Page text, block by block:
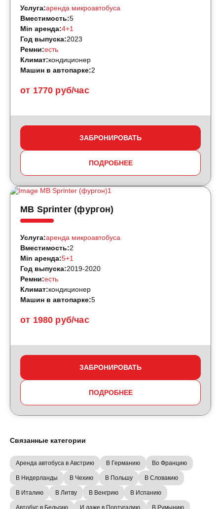
от 1770 руб/час
Услуга:аренда микроавтобуса
Вместимость:5
Min аренда:4+1
Год выпуска:2023
Ремни:есть
Климат:кондиционер
Машин в автопарке:2
ЗАБРОНИРОВАТЬ
ПОДРОБНЕЕ
MB Sprinter (фургон)
от 1980 руб/час
Услуга:аренда микроавтобуса
Вместимость:2
Min аренда:5+1
Год выпуска:2019-2020
Ремни:есть
Климат:кондиционер
Машин в автопарке:5
ЗАБРОНИРОВАТЬ
ПОДРОБНЕЕ
Связанные категории
Аренда автобуса в Австрию В Германию Во Францию
В Нидерланды В Чехию В Польшу В Словакию
В Италию В Литву В Венгрию В Испанию